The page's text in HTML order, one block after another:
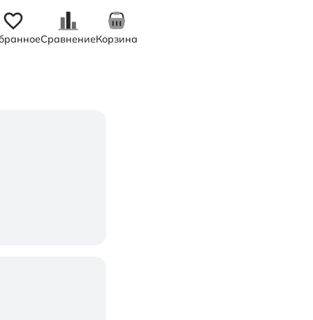
СравнениеКорзина